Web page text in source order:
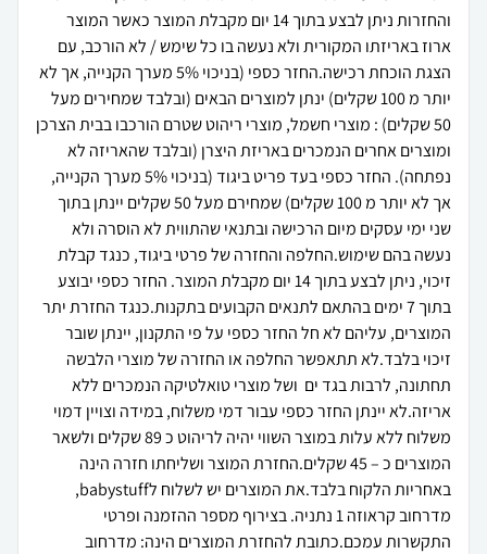
והחזרות ניתן לבצע בתוך 14 יום מקבלת המוצר כאשר המוצר
ארוז באריזתו המקורית ולא נעשה בו כל שימש / לא הורכב, עם
הצגת הוכחת רכישה.החזר כספי (בניכוי 5% מערך הקנייה, אך לא
יותר מ 100 שקלים) ינתן למוצרים הבאים (ובלבד שמחירים מעל
50 שקלים) : מוצרי חשמל, מוצרי ריהוט שטרם הורכבו בבית הצרכן
ומוצרים אחרים הנמכרים באריזת היצרן (ובלבד שהאריזה לא
נפתחה). החזר כספי בעד פריט ביגוד (בניכוי 5% מערך הקנייה,
אך לא יותר מ 100 שקלים) שמחירם מעל 50 שקלים יינתן בתוך
שני ימי עסקים מיום הרכישה ובתנאי שהתווית לא הוסרה ולא
נעשה בהם שימוש.החלפה והחזרה של פרטי ביגוד, כנגד קבלת
זיכוי, ניתן לבצע בתוך 14 יום מקבלת המוצר. החזר כספי יבוצע
בתוך 7 ימים בהתאם לתנאים הקבועים בתקנות.כנגד החזרת יתר
המוצרים, עליהם לא חל החזר כספי על פי התקנון, יינתן שובר
זיכוי בלבד.לא תתאפשר החלפה או החזרה של מוצרי הלבשה
תחתונה, לרבות בגד ים ושל מוצרי טואלטיקה הנמכרים ללא
אריזה.לא יינתן החזר כספי עבור דמי משלוח, במידה וצויין דמוי
משלוח ללא עלות במוצר השווי יהיה לריהוט כ 89 שקלים ולשאר
המוצרים כ – 45 שקלים.החזרת המוצר ושליחתו חזרה הינה
באחריות הלקוח בלבד.את המוצרים יש לשלוח לbabystuff,
מדרחוב קראוזה 1 נתניה. בצירוף מספר ההזמנה ופרטי
התקשרות עמכם.כתובת להחזרת המוצרים הינה: מדרחוב